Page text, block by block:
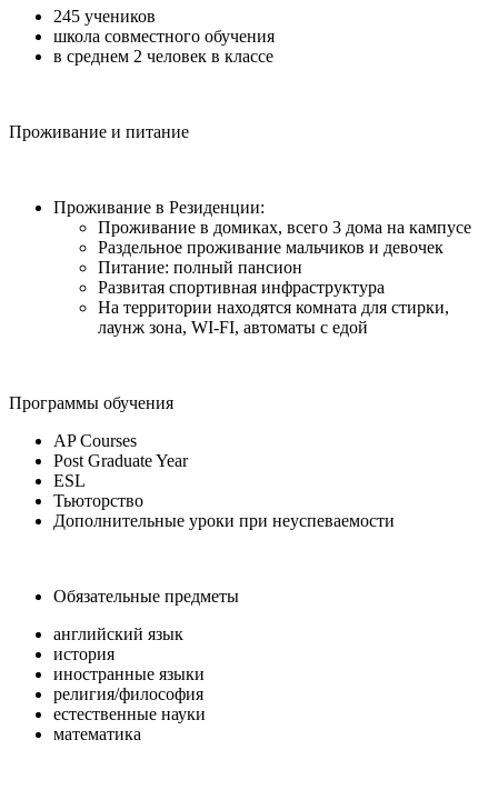
245 учеников
школа совместного обучения
в среднем 2 человек в классе
Проживание и питание
Проживание в Резиденции:
Проживание в домиках, всего 3 дома на кампусе
Раздельное проживание мальчиков и девочек
Питание: полный пансион
Развитая спортивная инфраструктура
На территории находятся комната для стирки,
лаунж зона, WI-FI, автоматы с едой
Программы обучения
AP Courses
Post Graduate Year
ESL
Тьюторство
Дополнительные уроки при неуспеваемости
Обязательные предметы
английский язык
история
иностранные языки
религия/философия
естественные науки
математика